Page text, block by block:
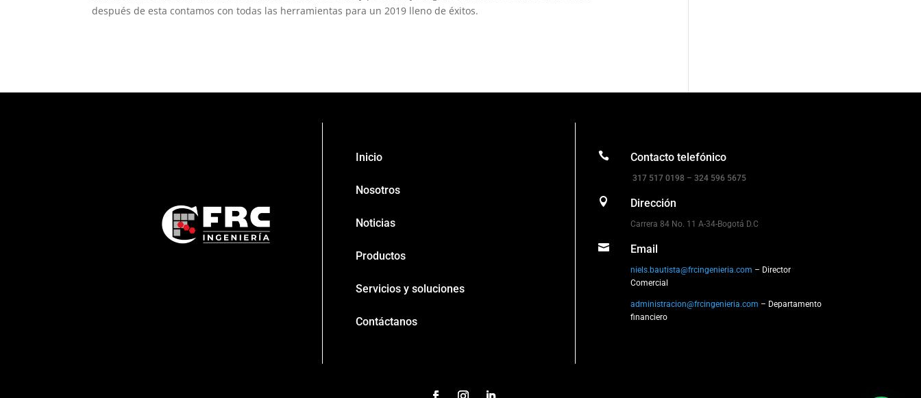
después de esta contamos con todas las herramientas para un 2019 lleno de éxitos.
Inicio
Nosotros
Noticias
Productos
Servicios y soluciones
Contáctanos
 Contacto telefónico
317 517 0198 – 324 596 5675
 Dirección
Carrera 84 No. 11 A-34-Bogotá D.C
 Email
niels.bautista@frcingenieria.com – Director
Comercial
administracion@frcingenieria.com – Departamento
financiero